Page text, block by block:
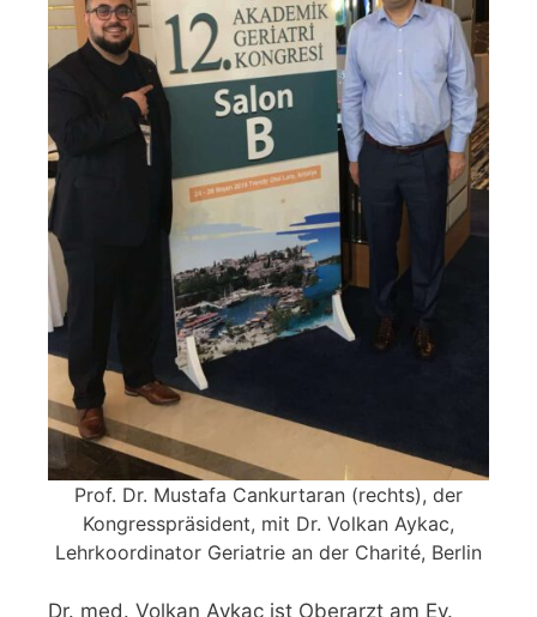
Prof. Dr. Mustafa Cankurtaran (rechts), der
Kongresspräsident, mit Dr. Volkan Aykac,
Lehrkoordinator Geriatrie an der Charité, Berlin
Dr. med. Volkan Aykaç ist Oberarzt am Ev.